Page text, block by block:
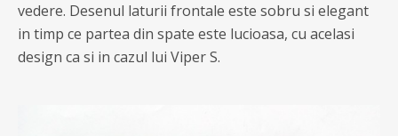
vedere. Desenul laturii frontale este sobru si elegant
in timp ce partea din spate este lucioasa, cu acelasi
design ca si in cazul lui Viper S.